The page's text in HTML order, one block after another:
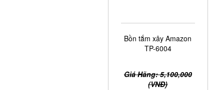
Bồn tắm xây Amazon
TP-6004
Giá Hãng: 5,100,000
(VNĐ)